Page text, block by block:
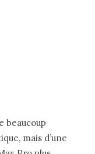
beaucoup
mais d’une